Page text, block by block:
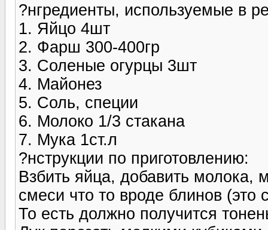
?нгредиенты, используемые в
1. Яйцо 4шт
2. Фарш 300-400гр
3. Соленые огурцы 3шт
4. Майонез
5. Соль, специи
6. Молоко 1/3 стакана
7. Мука 1ст.л
?нструкции по приготовлению:
Взбить яйца, добавить молока,
смеси что то вроде блинов (это
То есть должно получится